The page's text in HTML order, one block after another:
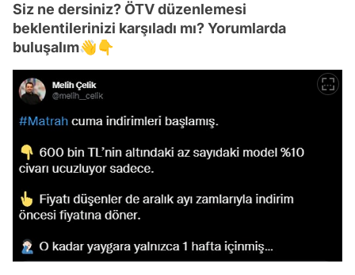
Siz ne dersiniz? ÖTV düzenlemesi
beklentilerinizi karşıladı mı? Yorumlarda
buluşalım👋👇